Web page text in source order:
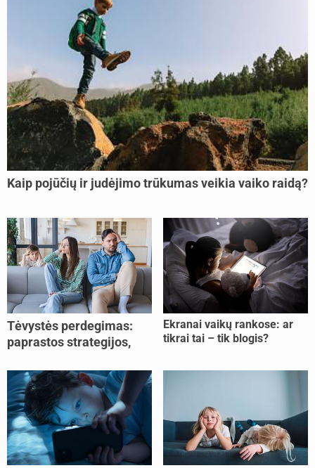
Kaip pojūčių ir judėjimo trūkumas veikia vaiko raidą?
Tėvystės perdegimas:
paprastos strategijos,
jėgas
Ekranai vaikų rankose: ar
tikrai tai – tik blogis?